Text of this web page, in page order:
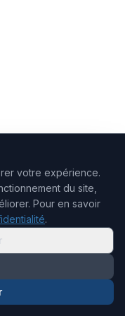
votre expérience.
du site,
Pour en savoir
.